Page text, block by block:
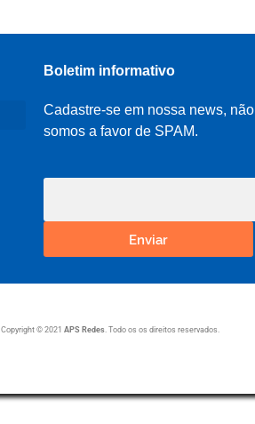
Boletim informativo
Cadastre-se em nossa news, não
somos a favor de SPAM.
Enviar
Copyright © 2021 APS Redes. Todo os os direitos reservados.